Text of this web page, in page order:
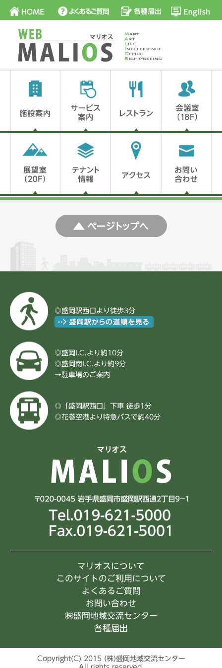
◎盛岡駅西口より徒歩3分
◎盛岡I.C.より約10分
◎盛岡南I.C.より約9分
→駐車場のご案内
◎「盛岡駅西口」下車 徒歩1分
◎花巻空港より特急バスで約40分
マリオスについて
このサイトのご利用について
よくあるご質問
お問い合わせ
㈱盛岡地域交流センター
各種届出
Copyright(C) 2015 (株)盛岡地域交流センター